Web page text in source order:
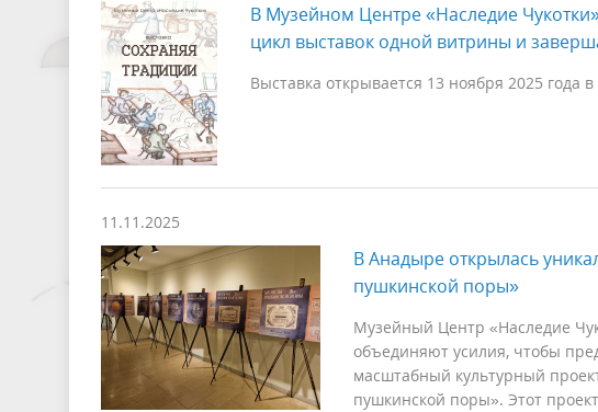
В Музейном Центре «Наследие
цикл выставок одной витрины и
Выставка открывается 13 ноября 2025 года
11.11.2025
В Анадыре открылась
пушкинской поры»
Музейный Центр «Наследие
объединяют усилия, чтобы
масштабный культурный
пушкинской поры». Этот